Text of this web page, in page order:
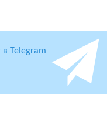
в Telegram